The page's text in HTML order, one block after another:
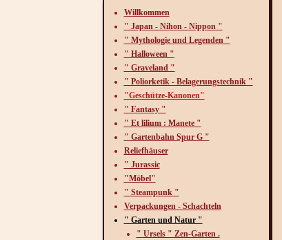
Willkommen
" Japan - Nihon - Nippon "
" Mythologie und Legenden "
" Halloween "
" Graveland "
" Poliorketik - Belagerungstechnik "
"Geschütze-Kanonen"
" Fantasy "
" Et lilium : Manete "
" Gartenbahn Spur G "
Reliefhäuser
" Jurassic
"Möbel"
" Steampunk "
Verpackungen - Schachteln
" Garten und Natur "
" Ursels " Zen-Garten .